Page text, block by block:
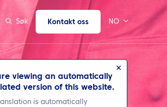
Søk Kontakt oss NO
viewing an automatically
version of this website.
is automatically